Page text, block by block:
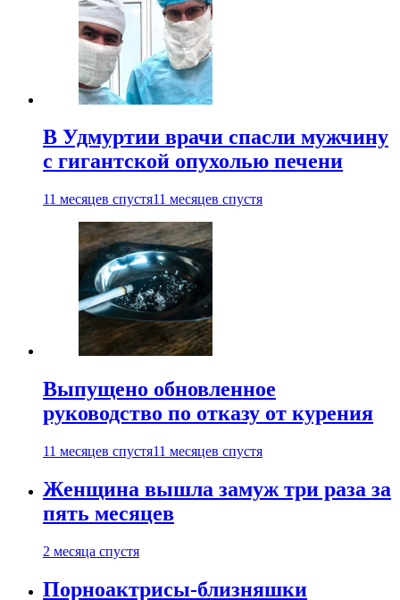
В Удмуртии врачи спасли мужчину
с гигантской опухолью печени
11 месяцев спустя11 месяцев спустя
Выпущено обновленное
руководство по отказу от курения
11 месяцев спустя11 месяцев спустя
Женщина вышла замуж три раза за
пять месяцев
2 месяца спустя
Порноактрисы-близняшки